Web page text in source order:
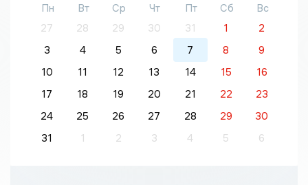
Пн Вт Ср Чт Пт Сб
Вс
27
28 29 30 31 1
2
3
4 5 6 7 8
9
10
11 12 13 14 15
16
17
18 19 20 21 22
23
24
25 26 27 28 29
30
31
1 2 3 4 5 6